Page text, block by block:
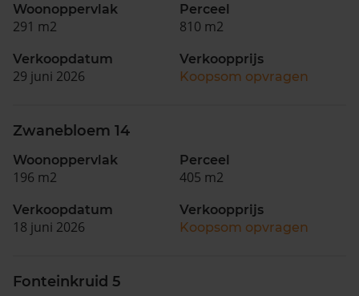
Woonoppervlak
291 m2
Perceel
810 m2
Verkoopdatum
29 juni 2026
Verkoopprijs
Koopsom opvragen
Zwanebloem 14
Woonoppervlak
196 m2
Perceel
405 m2
Verkoopdatum
18 juni 2026
Verkoopprijs
Koopsom opvragen
Fonteinkruid 5